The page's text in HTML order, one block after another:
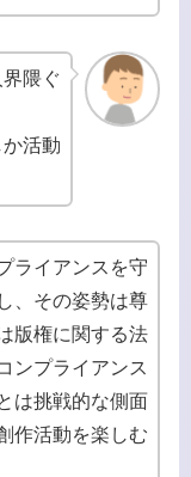
隈ぐ
活動
ライアンスを守
、その姿勢は尊
版権に関する法
ンプライアンス
は挑戦的な側面
作活動を楽しむ